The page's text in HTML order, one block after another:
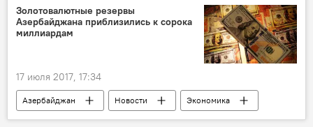
Золотовалютные резервы
Азербайджана приблизились к сорока
миллиардам
17 июля 2017, 17:34
Азербайджан Новости
Экономика
Центральный банк АР